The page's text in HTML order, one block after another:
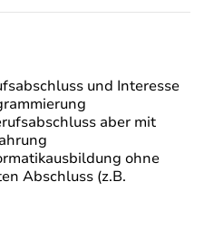
und Interesse
aber mit
ohne
Abschluss (z.B.